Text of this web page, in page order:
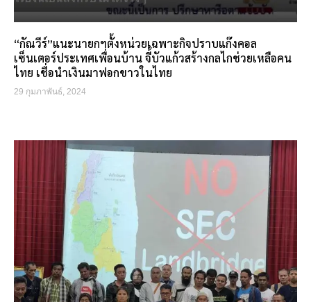
“กัณวีร์”แนะนายกฯตั้งหน่วยเฉพาะกิจปราบแก๊งคอล
เซ็นเตอร์ประเทศเพื่อนบ้าน จี้บัวแก้วสร้างกลไกช่วยเหลือคน
ไทย เชื่อนำเงินมาฟอกขาวในไทย
29 กุมภาพันธ์, 2024